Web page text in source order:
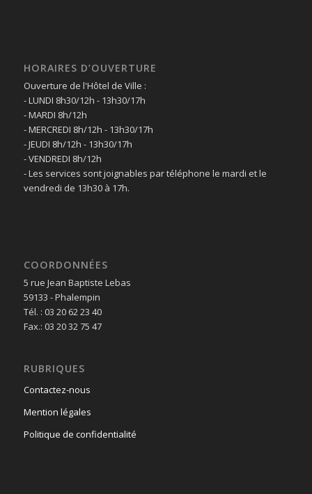
HORAIRES D’OUVERTURE
Ouverture de l'Hôtel de Ville :
- LUNDI 8h30/12h - 13h30/17h
- MARDI 8h/12h
- MERCREDI 8h/12h - 13h30/17h
- JEUDI 8h/12h - 13h30/17h
- VENDREDI 8h/12h
- Les services sont joignables par téléphone le mardi et le
vendredi de 13h30 à 17h.
COORDONNÉES
5 rue Jean Baptiste Lebas
59133 - Phalempin
Tél. : 03 20 62 23 40
Fax.: 03 20 32 75 47
RUBRIQUES
Contactez-nous
Mention légales
Politique de confidentialité